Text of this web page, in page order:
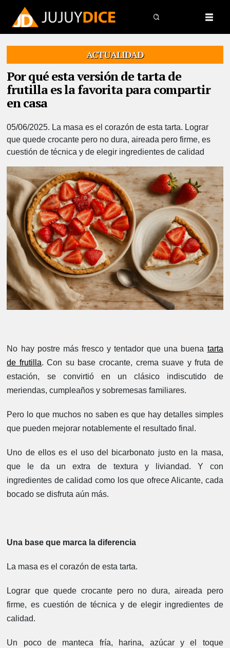
ACTUALIDAD
Por qué esta versión de tarta de
frutilla es la favorita para compartir
en casa
05/06/2025. La masa es el corazón de esta tarta. Lograr
que quede crocante pero no dura, aireada pero firme, es
cuestión de técnica y de elegir ingredientes de calidad
No hay postre más fresco y tentador que una buena tarta
de frutilla. Con su base crocante, crema suave y fruta de
estación, se convirtió en un clásico indiscutido de
meriendas, cumpleaños y sobremesas familiares.
Pero lo que muchos no saben es que hay detalles simples
que pueden mejorar notablemente el resultado final.
Uno de ellos es el uso del bicarbonato justo en la masa,
que le da un extra de textura y liviandad. Y con
ingredientes de calidad como los que ofrece Alicante, cada
bocado se disfruta aún más.
Una base que marca la diferencia
La masa es el corazón de esta tarta.
Lograr que quede crocante pero no dura, aireada pero
firme, es cuestión de técnica y de elegir ingredientes de
calidad.
Un poco de manteca fría, harina, azúcar y el toque